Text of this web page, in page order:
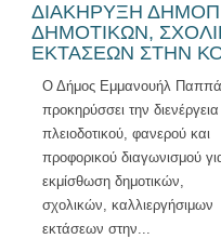
ΔΙΑΚΗΡΥΞΗ
ΔΗΜΟΤΙΚΩΝ,
ΕΚΤΑΣΕΩΝ ΣΤΗΝ
Ο Δήμος Εμμανουήλ Παππά
προκηρύσσει την διενέργεια
πλειοδοτικού, φανερού και
προφορικού διαγωνισμού
εκμίσθωση δημοτικών,
σχολικών, καλλιεργήσιμων
εκτάσεων στην...